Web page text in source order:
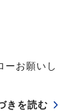
ーお願いし
きを読む